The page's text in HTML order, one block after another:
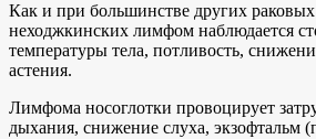
Как и при большинстве других раковых
неходжкинских лимфом наблюдается
температуры тела, потливость,
астения.
Лимфома носоглотки провоцирует
дыхания, снижение слуха, экзофтальм